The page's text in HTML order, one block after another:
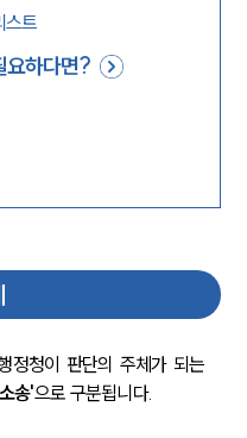
스트
요하다면?
정청이 판단의 주체가 되는
송'으로 구분됩니다.